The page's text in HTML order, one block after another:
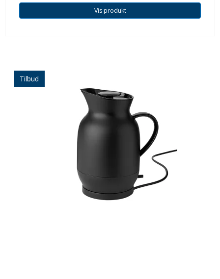
Vis produkt
Tilbud